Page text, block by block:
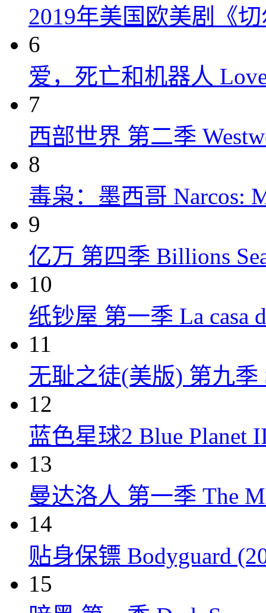
2019年美国欧美剧《
6
爱，死亡和机器人
7
西部世界 第二季
8
毒枭：墨西哥 Narcos:
9
亿万 第四季 Billions
10
纸钞屋 第一季 La casa
11
无耻之徒(美版) 第九季
12
蓝色星球2 Blue Planet
13
曼达洛人 第一季 The
14
贴身保镖 Bodyguard
15